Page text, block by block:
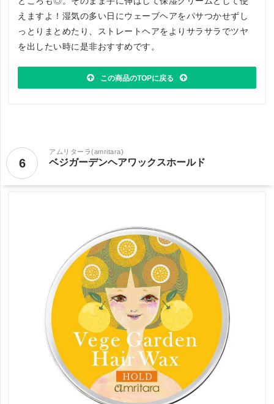
えますよ！湿気の多い日にウェーブヘアをパサつかせずし
っとりまとめたり、ストレートヘアをよりサラサラでツヤ
を出したい時に是非おすすめです。
この商品のTOPに戻る
6
アムリターラ(amritara)
ベジガーデンヘアワックスホールド